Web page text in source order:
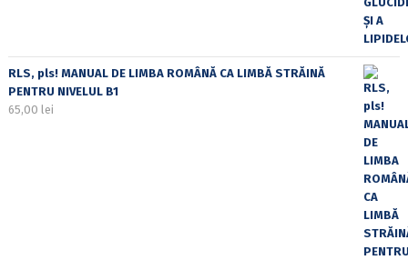
RLS, pls! MANUAL DE LIMBA ROMÂNĂ CA LIMBĂ STRĂINĂ
PENTRU NIVELUL B1
65,00 lei